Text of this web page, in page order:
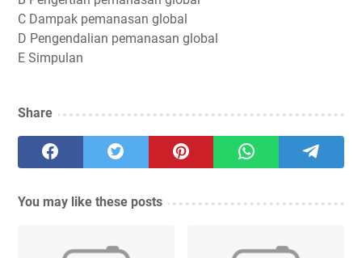
C Dampak pemanasan global
D Pengendalian pemanasan global
E Simpulan
Share
You may like these posts